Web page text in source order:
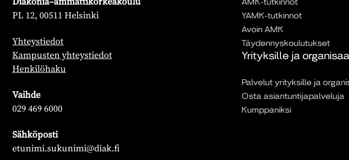
PL 12, 00511 Helsinki
Yhteystiedot
Kampusten yhteystiedot
Henkilöhaku
Vaihde
029 469 6000
Sähköposti
etunimi.sukunimi@diak.fi
YAMK-tutkinnot
Avoin AMK
Täydennyskoulutukset
Yrityksille ja
Palvelut yrityksille ja
Osta asiantuntijapalveluja
Kumppaniksi